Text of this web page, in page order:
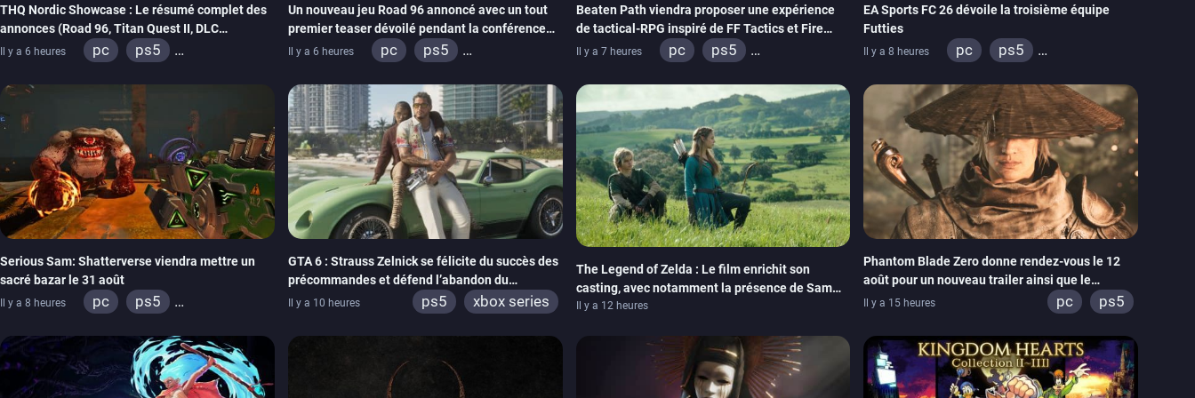
THQ Nordic Showcase : Le résumé complet des
annonces (Road 96, Titan Quest II, DLC
REANIMAL…)
Il y a 6 heures pc
ps5
stadia
xbox one
switch 2
Un nouveau jeu Road 96 annoncé avec un tout
premier teaser dévoilé pendant la conférence
THQ Nordic
Il y a 6 heures pc
ps5
stadia
ps4
xbox one
Beaten Path viendra proposer une expérience
de tactical-RPG inspiré de FF Tactics et Fire
Emblem
Il y a 7 heures pc
ps5
EA Sports FC 26 dévoile la troisième équipe
Futties
Il y a 8 heures pc
ps5
ps4
xbox one
switch 2
Serious Sam: Shatterverse viendra mettre un
sacré bazar le 31 août
Il y a 8 heures pc
ps5
GTA 6 : Strauss Zelnick se félicite du succès des
précommandes et défend l’abandon du
physique
Il y a 10 heures ps5 xbox series
The Legend of Zelda : Le film enrichit son
casting, avec notamment la présence de Sam
Neill
Il y a 12 heures
Phantom Blade Zero donne rendez-vous le 12
août pour un nouveau trailer ainsi que le
lancement des précommandes
Il y a 15 heures pc ps5